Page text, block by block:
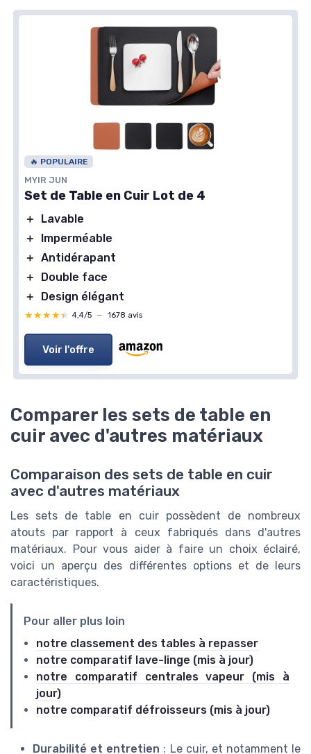
🔥 POPULAIRE
MYIR JUN
Set de Table en Cuir Lot de 4
＋
Lavable
＋
Imperméable
＋ Antidérapant
＋
Double face
＋
Design élégant
★★★★★
★★★★★ 4,4/5 — 1678 avis
Voir l'offre
Comparer les sets de table en
cuir avec d'autres matériaux
Comparaison des sets de table en cuir
avec d'autres matériaux
Les sets de table en cuir possèdent de nombreux
atouts par rapport à ceux fabriqués dans d'autres
matériaux. Pour vous aider à faire un choix éclairé,
voici un aperçu des différentes options et de leurs
caractéristiques.
Pour aller plus loin
notre classement des tables à repasser
notre comparatif lave-linge (mis à jour)
notre comparatif centrales vapeur (mis à
jour)
notre comparatif défroisseurs (mis à jour)
Durabilité et entretien : Le cuir, et notamment le